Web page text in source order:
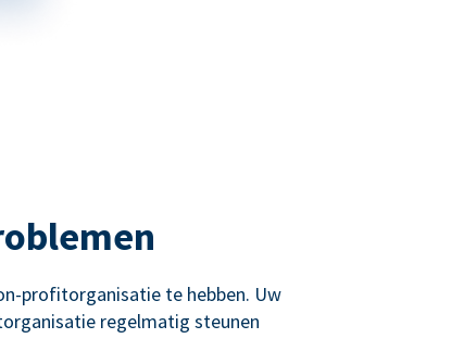
profitorganisatie te hebben. Uw
regelmatig steunen